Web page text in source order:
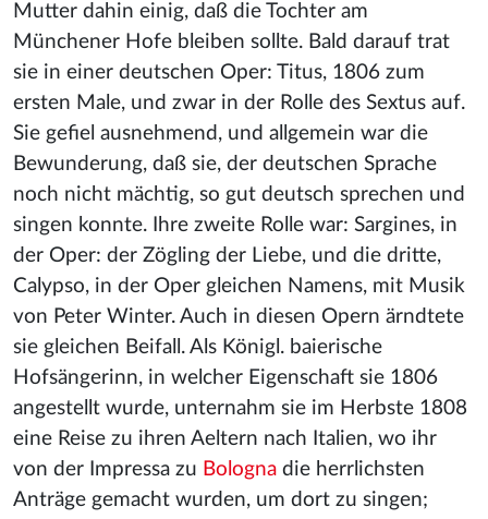
Mutter dahin einig, daß die Tochter am
Münchener Hofe bleiben sollte. Bald darauf trat
sie in einer deutschen Oper: Titus, 1806 zum
ersten Male, und zwar in der Rolle des Sextus auf.
Sie gefiel ausnehmend, und allgemein war die
Bewunderung, daß sie, der deutschen Sprache
noch nicht mächtig, so gut deutsch sprechen und
singen konnte. Ihre zweite Rolle war: Sargines, in
der Oper: der Zögling der Liebe, und die dritte,
Calypso, in der Oper gleichen Namens, mit Musik
von Peter Winter. Auch in diesen Opern ärndtete
sie gleichen Beifall. Als Königl. baierische
Hofsängerinn, in welcher Eigenschaft sie 1806
angestellt wurde, unternahm sie im Herbste 1808
eine Reise zu ihren Aeltern nach Italien, wo ihr
von der Impressa zu Bologna die herrlichsten
Anträge gemacht wurden, um dort zu singen;